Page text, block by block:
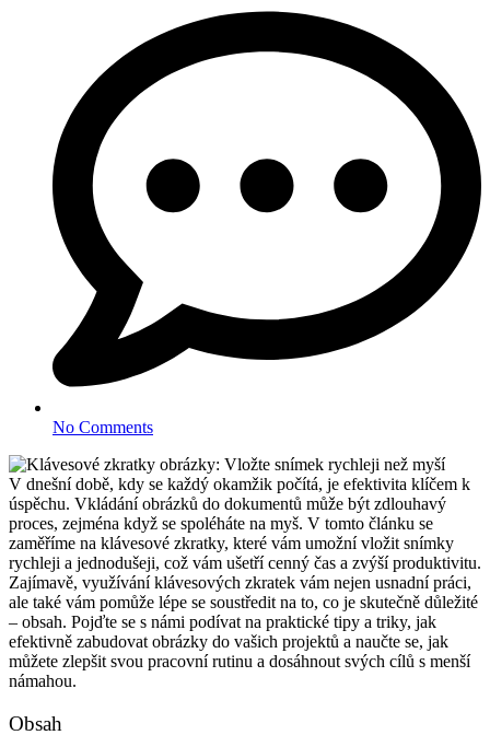
No Comments
V dnešní době, kdy se každý okamžik počítá, je efektivita klíčem k
úspěchu. Vkládání obrázků do dokumentů může být zdlouhavý
proces, zejména když se spoléháte na myš. V tomto článku se
zaměříme na klávesové zkratky, které vám umožní vložit snímky
rychleji a jednodušeji, což vám ušetří cenný čas a zvýší produktivitu.
Zajímavě, využívání klávesových zkratek vám nejen usnadní práci,
ale také vám pomůže lépe se soustředit na to, co je skutečně důležité
– obsah. Pojďte se s námi podívat na praktické tipy a triky, jak
efektivně zabudovat obrázky do vašich projektů a naučte se, jak
můžete zlepšit svou pracovní rutinu a dosáhnout svých cílů s menší
námahou.
Obsah